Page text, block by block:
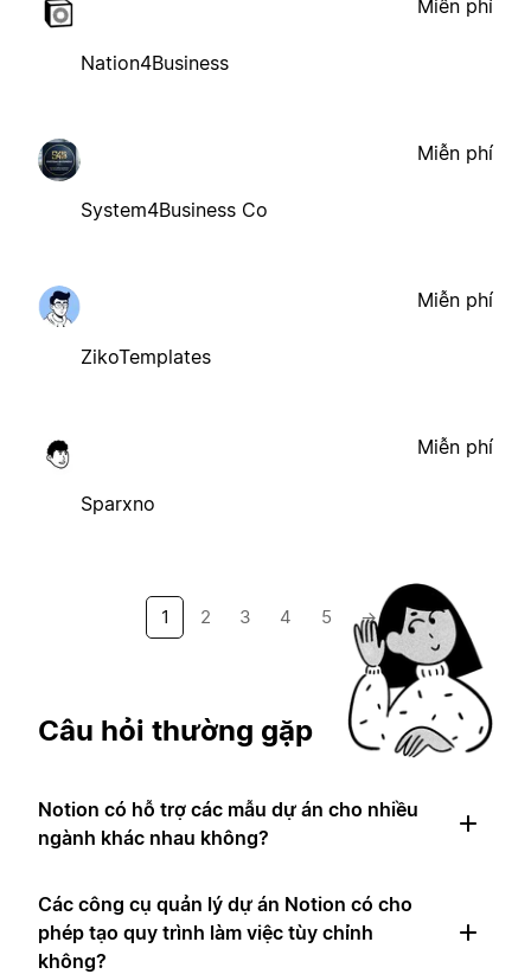
Nation4Business
Miễn phí
System4Business Co
Miễn phí
ZikoTemplates
Miễn phí
Sparxno
Miễn phí
1 2 3 4 5 →
Câu hỏi thường gặp
Notion có hỗ trợ các mẫu dự án cho nhiều
ngành khác nhau không?
Các công cụ quản lý dự án Notion có cho
phép tạo quy trình làm việc tùy chỉnh
không?